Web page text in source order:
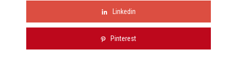
Linkedin
Pinterest